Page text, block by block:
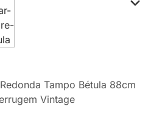
Tampo Bétula 88cm
Vintage